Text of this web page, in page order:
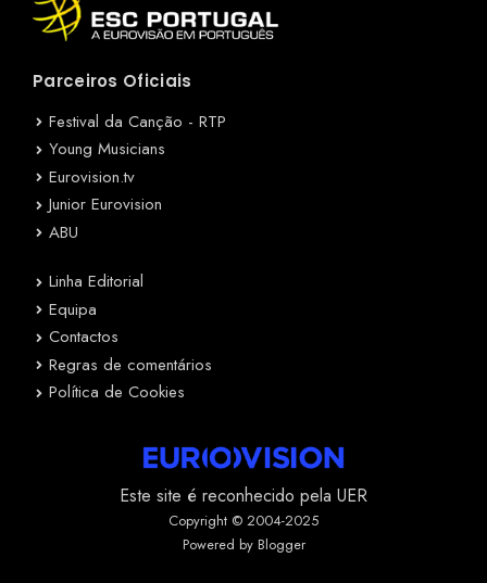
Parceiros Oficiais
Festival da Canção - RTP
Young Musicians
Eurovision.tv
Junior Eurovision
ABU
Linha Editorial
Equipa
Contactos
Regras de comentários
Política de Cookies
Este site é reconhecido pela UER
Copyright © 2004-2025
Powered by Blogger